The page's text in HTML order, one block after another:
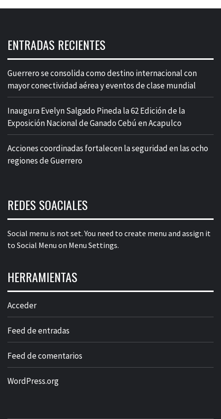
ENTRADAS RECIENTES
Guerrero se consolida como destino internacional con
mayor conectividad aérea y eventos de clase mundial
Inaugura Evelyn Salgado Pineda la 62 Edición de la
Exposición Nacional de Ganado Cebú en Acapulco
Acciones coordinadas fortalecen la seguridad en las ocho
regiones de Guerrero
REDES SOACIALES
Social menu is not set. You need to create menu and assign it
to Social Menu on Menu Settings.
HERRAMIENTAS
Acceder
Feed de entradas
Feed de comentarios
WordPress.org